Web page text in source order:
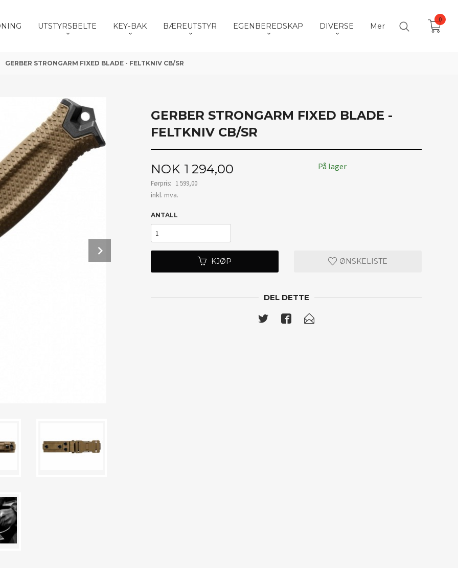
UTSTYRSBELTE KEY-BAK BÆREUTSTYR EGENBEREDSKAP DIVERSE Mer
0
GERBER STRONGARM FIXED BLADE - FELTKNIV CB/SR
GERBER STRONGARM FIXED BLADE -
FELTKNIV CB/SR
Tilbud
NOK 1 294,00
Førpris: 1 599,00
Rabatt
inkl. mva.
På lager
ANTALL
KJØP ØNSKELISTE
DEL DETTE